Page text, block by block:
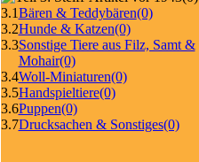
3.1Bären & Teddybären(0)
3.2Hunde & Katzen(0)
3.3Sonstige Tiere aus Filz, Samt &
Mohair(0)
3.4Woll-Miniaturen(0)
3.5Handspieltiere(0)
3.6Puppen(0)
3.7Drucksachen & Sonstiges(0)